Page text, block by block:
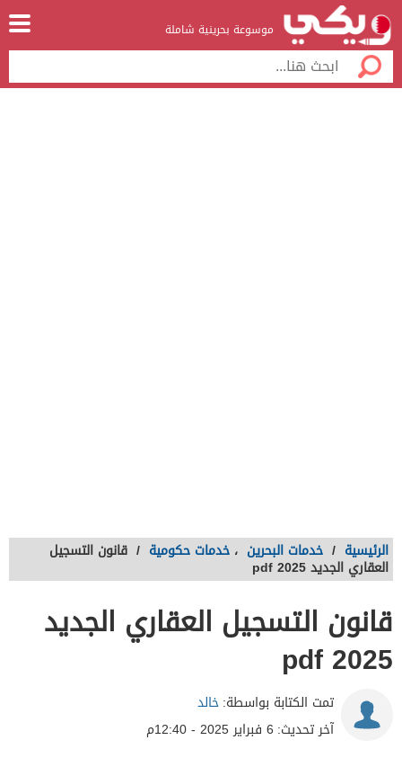
موسوعة بحرينية شاملة
الرئيسية / خدمات البحرين ، خدمات حكومية / قانون التسجيل
العقاري الجديد 2025 pdf
قانون التسجيل العقاري الجديد
2025 pdf
تمت الكتابة بواسطة:خالد
آخر تحديث: 6 فبراير 2025 - 12:40م